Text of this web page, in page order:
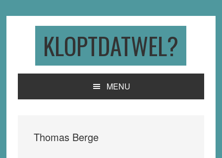
KLOPTDATWEL?
MENU
Thomas Berge